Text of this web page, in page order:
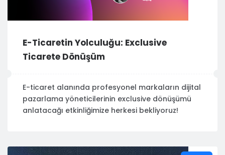
E-Ticaretin Yolculuğu: Exclusive
Ticarete Dönüşüm
E-ticaret alanında profesyonel markaların dijital
pazarlama yöneticilerinin exclusive dönüşümü
anlatacağı etkinliğimize herkesi bekliyoruz!